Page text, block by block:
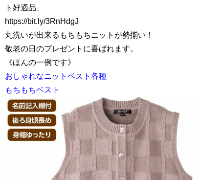
ト好適品、
https://bit.ly/3RnHdgJ
丸洗いが出来るもちもちニットが勢揃い！
敬老の日のプレゼントに喜ばれます。
《ほんの一例です》
おしゃれなニットベスト各種
もちもちベスト